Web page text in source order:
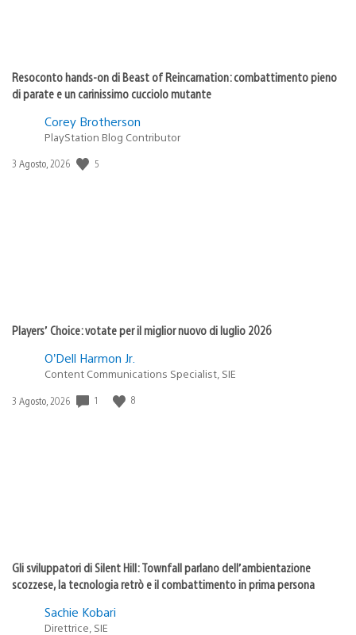
Resoconto hands-on di Beast of Reincarnation: combattimento pieno
di parate e un carinissimo cucciolo mutante
Corey Brotherson
PlayStation Blog Contributor
Data
3 Agosto, 2026 5
Players’ Choice: votate per il miglior nuovo di luglio 2026
O’Dell Harmon Jr.
Content Communications Specialist, SIE
Data
3 Agosto, 2026 1 8
Gli sviluppatori di Silent Hill: Townfall parlano dell’ambientazione
scozzese, la tecnologia retrò e il combattimento in prima persona
Sachie Kobari
Direttrice, SIE